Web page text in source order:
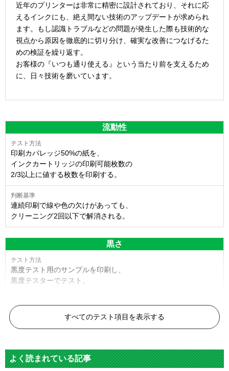
近年のプリンターは非常に精密に設計されており、それに応
えるインクにも、絶え間ない技術のアップデートが求められ
ます。もし認識トラブルなどの問題が発生した際も技術的な
視点から原因を徹底的に切り分け、確実な改善につなげるた
めの検証を繰り返す。
お客様の『いつも通り使える』という当たり前を支えるため
に、日々技術を磨いています。
流動性
印刷カバレッジ50%の紙を、
インクカートリッジの印刷可能枚数の
2/3以上に値する枚数を印刷する。
連続印刷で線や色の欠けがあっても、
クリーニング2回以下で解消される。
黒さ
黒度テスト用のサンプルを印刷し、
黒度テスターでテスト。
黒度の技術基準に適合する。
標準カラーサンプルを印刷する。
すべてのテスト項目を表示する
よく読まれている記事